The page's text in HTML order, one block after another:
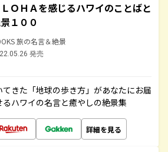
ＯＨＡを感じるハワイのことばと
１００
旅の名言＆絶景
発売
きた「地球の歩き方」があなたにお届
ハワイの名言と癒やしの絶景集
詳細を見る